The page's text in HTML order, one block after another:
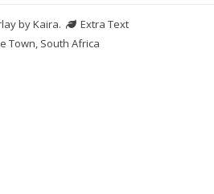
byKaira.
Extra Text
Town, South Africa